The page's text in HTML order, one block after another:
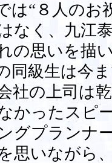
は“８人のお
なく、九江
の思いを描
同級生は今
社の上司は
かったスピ
グプランナ
思いながら